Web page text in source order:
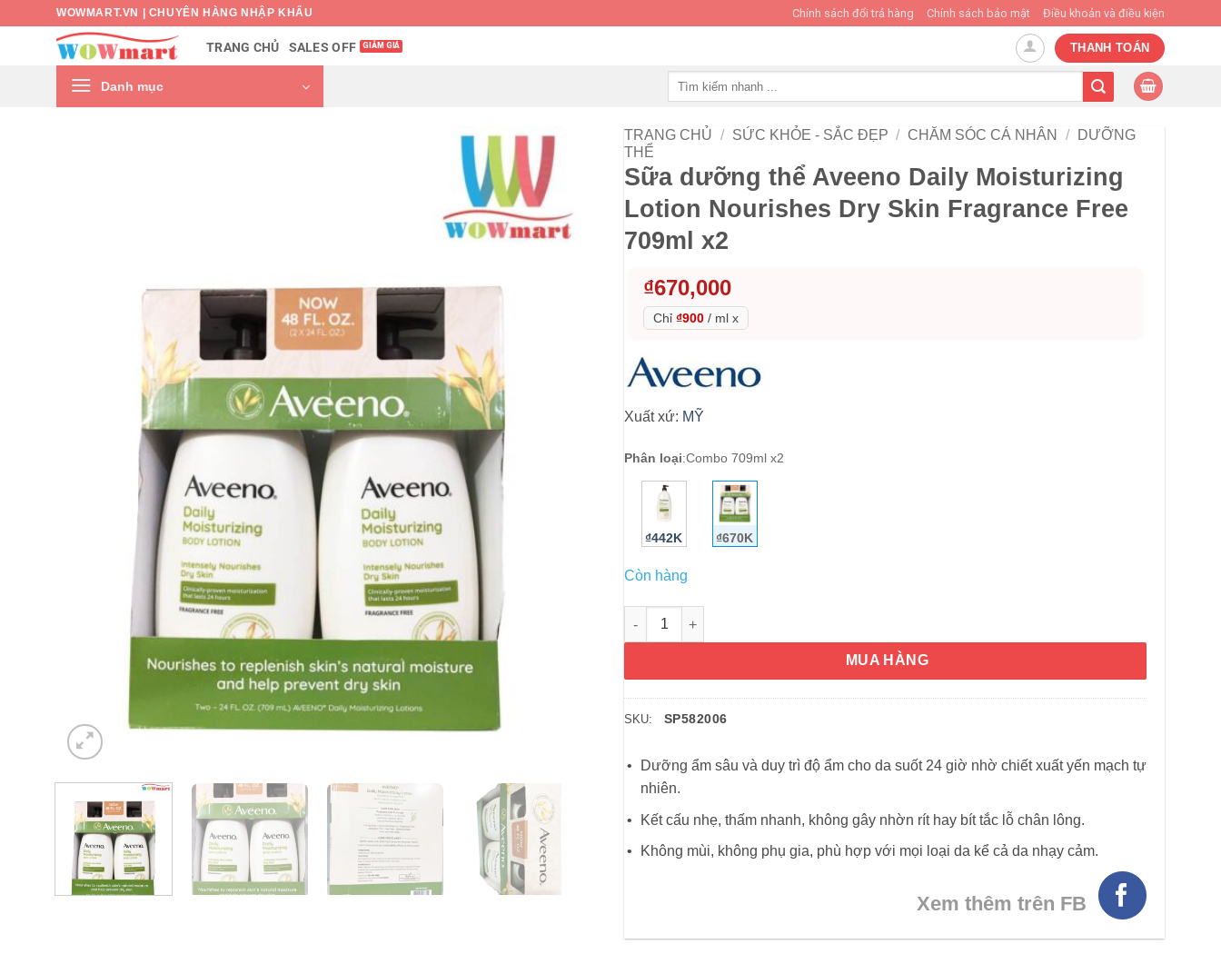
WOWMART.VN | CHUYÊN HÀNG NHẬP KHẨU Chính sách đổi trả hàng Chính sách bảo mật Điều khoản và điều kiện
TRANG CHỦ SALES OFF THANH TOÁN
Danh mục
TRANG CHỦ / SỨC KHỎE - SẮC ĐẸP / CHĂM SÓC CÁ NHÂN /
DƯỠNG
THỂ
Sữa dưỡng thể Aveeno Daily Moisturizing
Lotion Nourishes Dry Skin Fragrance Free
709ml x2
₫670,000
Chỉ ₫900 / ml x
Xuất xứ: MỸ
Phân loại:Combo 709ml x2
₫442K ₫670K
Còn hàng
Sữa dưỡng thể Aveeno Daily Moisturizing Lotion Nourishes Dry Skin Fragrance Free 709ml x2
MUA HÀNG
SKU: SP582006
Dưỡng ẩm sâu và duy trì độ ẩm cho da suốt 24 giờ nhờ chiết xuất yến mạch tự
nhiên.
Kết cấu nhẹ, thấm nhanh, không gây nhờn rít hay bít tắc lỗ chân lông.
Không mùi, không phụ gia, phù hợp với mọi loại da kể cả da nhạy cảm.
Xem thêm trên FB